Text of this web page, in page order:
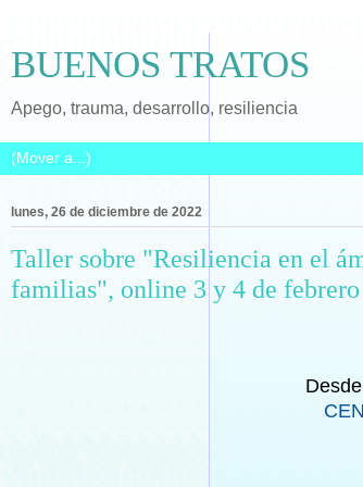
BUENOS TRATOS
Apego, trauma, desarrollo, resiliencia
lunes, 26 de diciembre de 2022
Taller sobre "Resiliencia en el
familias", online 3 y 4 de febrero